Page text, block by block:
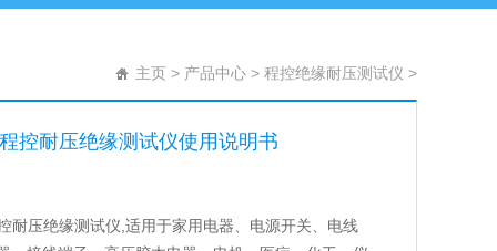
主页 > 产品中心 > 程控绝缘耐压测试仪 >
控耐压绝缘测试仪使用说明书
耐压绝缘测试仪,适用于家用电器、电源开关、电线